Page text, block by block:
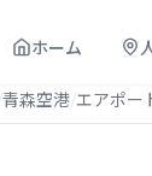
ホーム
青森空港 エアポー